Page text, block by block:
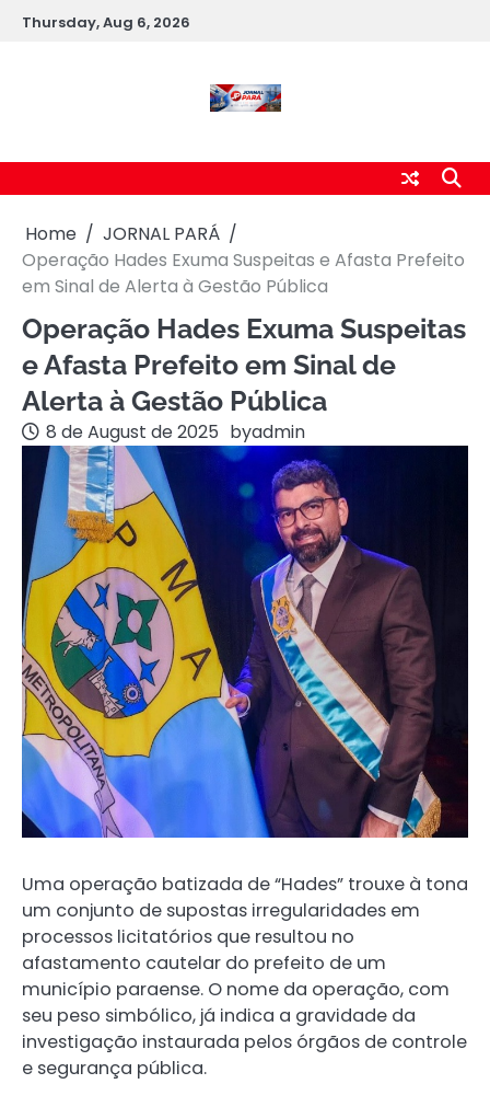
SkipThursday, Aug 6, 2026
Home
JORNAL PARÁ
Operação Hades Exuma Suspeitas e Afasta Prefeito
em Sinal de Alerta à Gestão Pública
Operação Hades Exuma Suspeitas
e Afasta Prefeito em Sinal de
Alerta à Gestão Pública
8 de August de 2025 byadmin
Uma operação batizada de “Hades” trouxe à tona
um conjunto de supostas irregularidades em
processos licitatórios que resultou no
afastamento cautelar do prefeito de um
município paraense. O nome da operação, com
seu peso simbólico, já indica a gravidade da
investigação instaurada pelos órgãos de controle
e segurança pública.